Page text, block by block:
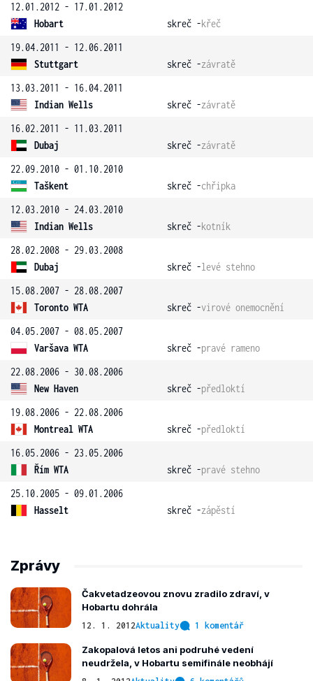
12.01.2012 - 17.01.2012
Hobart
skreč -křeč
19.04.2011 - 12.06.2011
Stuttgart
skreč -závratě
13.03.2011 - 16.04.2011
Indian Wells
skreč -závratě
16.02.2011 - 11.03.2011
Dubaj
skreč -závratě
22.09.2010 - 01.10.2010
Taškent
skreč -chřipka
12.03.2010 - 24.03.2010
Indian Wells
skreč -kotník
28.02.2008 - 29.03.2008
Dubaj
skreč -levé stehno
15.08.2007 - 28.08.2007
Toronto WTA
skreč -virové onemocnění
04.05.2007 - 08.05.2007
Varšava WTA
skreč -pravé rameno
22.08.2006 - 30.08.2006
New Haven
skreč -předloktí
19.08.2006 - 22.08.2006
Montreal WTA
skreč -předloktí
16.05.2006 - 23.05.2006
Řím WTA
skreč -pravé stehno
25.10.2005 - 09.01.2006
Hasselt
skreč -zápěstí
Zprávy
Čakvetadzeovou znovu zradilo zdraví, v
Hobartu dohrála
12. 1. 2012Aktuality 1 komentář
Zakopalová letos ani podruhé vedení
neudržela, v Hobartu semifinále neobhájí